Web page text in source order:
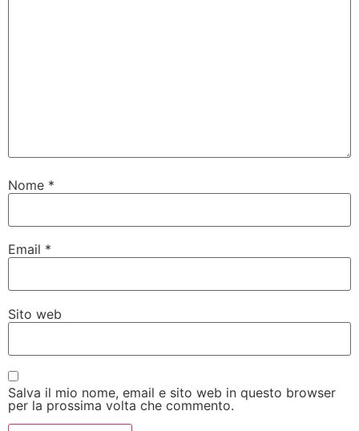
Nome *
Email *
Sito web
Salva il mio nome, email e sito web in questo browser
per la prossima volta che commento.